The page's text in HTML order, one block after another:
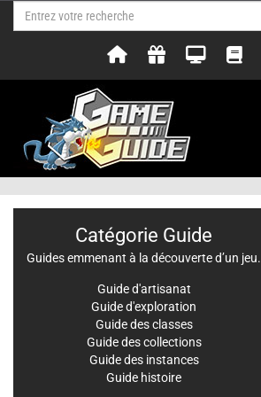
Catégorie Guide
Guides emmenant à la découverte d’un jeu.
Guide d'artisanat
Guide d'exploration
Guide des classes
Guide des collections
Guide des instances
Guide histoire